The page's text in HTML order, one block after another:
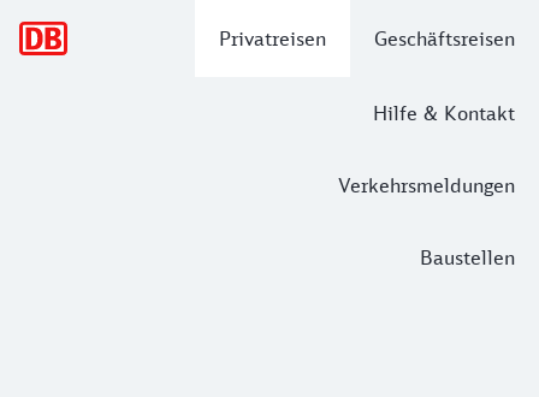
Privatreisen Geschäftsreisen
Hilfe & Kontakt
Verkehrsmeldungen
Baustellen